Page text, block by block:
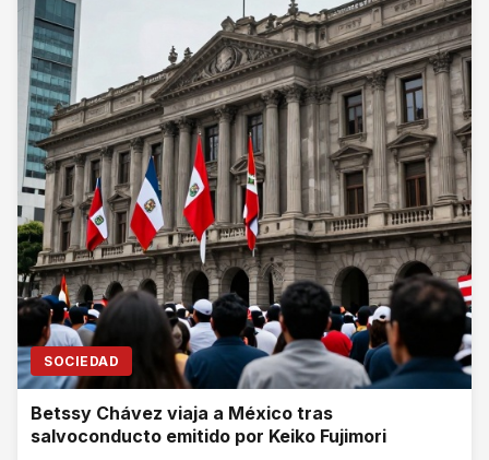
SOCIEDAD
Betssy Chávez viaja a México tras
salvoconducto emitido por Keiko Fujimori